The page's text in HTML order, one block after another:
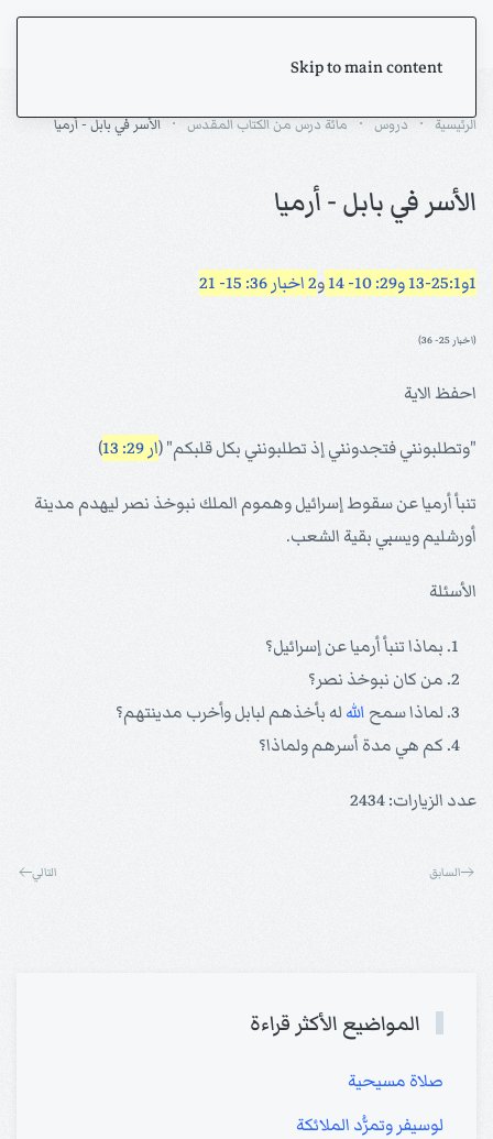
Skip to main content
الرئيسية دروس مائة درس من الكتاب المقدس الأسر في بابل - أرميا
الأسر في بابل - أرميا
1و25:1-13 و29: 10- 14 و2 اخبار 36: 15- 21
(اخبار 25- 36)
احفظ الاية
"وتطلبونني فتجدونني إذ تطلبونني بكل قلبكم" (ار 29: 13 )
تنبأ أرميا عن سقوط إسرائيل وهموم الملك نبوخذ نصر ليهدم مدينة
أورشليم ويسبي بقية الشعب.
الأسئلة
بماذا تنبأ أرميا عن إسرائيل؟
من كان نبوخذ نصر؟
لماذا سمح الله له بأخذهم لبابل وأخرب مدينتهم؟
كم هي مدة أسرهم ولماذا؟
عدد الزيارات: 2434
السابق التالي
المواضيع الأكثر قراءة
صلاة مسيحية
لوسيفر وتمرُّد الملائكة